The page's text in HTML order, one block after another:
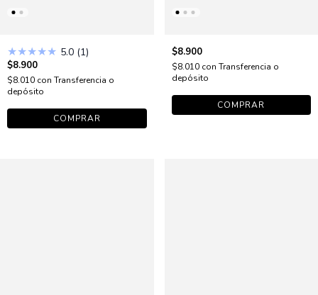
★★★★★ 5.0 (1)
$8.900
$8.010 con Transferencia o
depósito
$8.900
$8.010 con Transferencia o
depósito